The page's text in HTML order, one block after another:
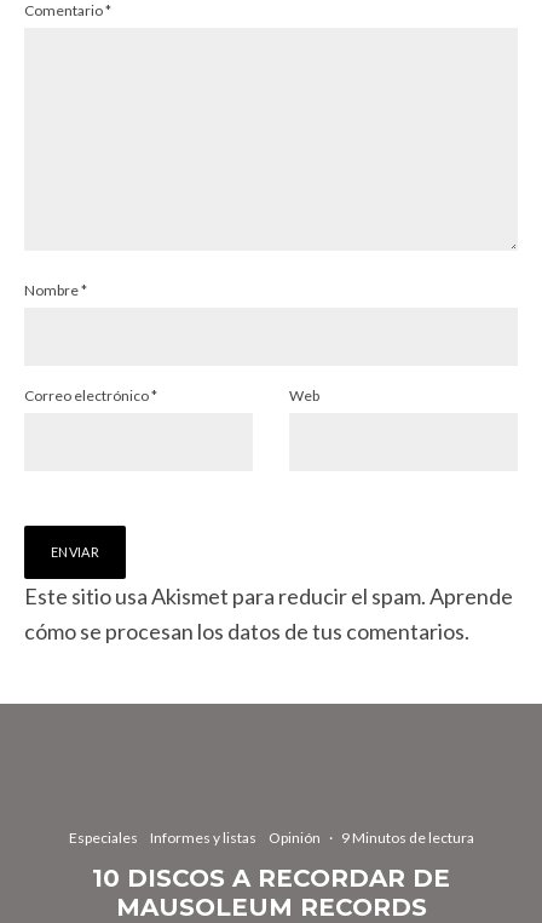
Comentario*
Nombre*
Correo electrónico* Web
Este sitio usa Akismet para reducir el spam.Aprende
cómo se procesan los datos de tus comentarios.
Especiales Informes y listas Opinión · 9 Minutos de lectura
10 DISCOS A RECORDAR DE
MAUSOLEUM RECORDS